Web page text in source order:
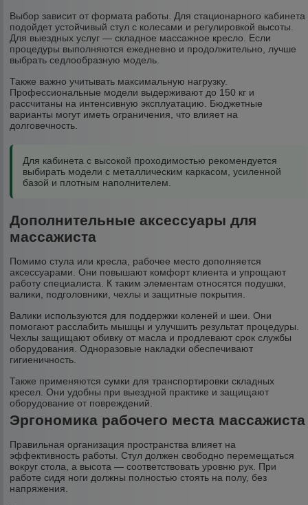
Выбор зависит от формата работы. Для стационарного кабинета
подойдет устойчивый стул с колесами и регулировкой высоты.
Для выездных услуг — складное массажное кресло. Если
процедуры выполняются ежедневно и продолжительно, лучше
выбрать седлообразную модель.
Также важно учитывать максимальную нагрузку.
Профессиональные модели выдерживают до 150 кг и
рассчитаны на интенсивную эксплуатацию. Бюджетные
варианты могут иметь ограничения, что влияет на
долговечность.
Для кабинета с высокой проходимостью рекомендуется
выбирать модели с металлическим каркасом, усиленной
базой и плотным наполнителем.
Дополнительные аксессуары для
массажиста
Помимо стула или кресла, рабочее место дополняется
аксессуарами. Они повышают комфорт клиента и упрощают
работу специалиста. К таким элементам относятся подушки,
валики, подголовники, чехлы и защитные покрытия.
Валики используются для поддержки коленей и шеи. Они
помогают расслабить мышцы и улучшить результат процедуры.
Чехлы защищают обивку от масла и продлевают срок службы
оборудования. Одноразовые накладки обеспечивают
гигиеничность.
Также применяются сумки для транспортировки складных
кресел. Они удобны при выездной практике и защищают
оборудование от повреждений.
Эргономика рабочего места массажиста
Правильная организация пространства влияет на
эффективность работы. Стул должен свободно перемещаться
вокруг стола, а высота — соответствовать уровню рук. При
работе сидя ноги должны полностью стоять на полу, без
напряжения.